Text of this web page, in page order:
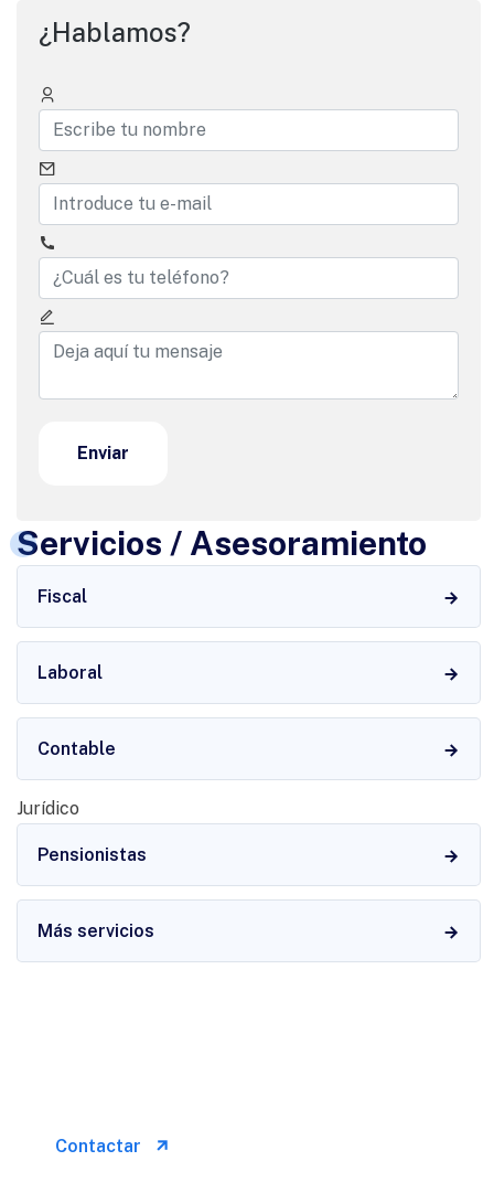
¿Hablamos?
Enviar
Servicios / Asesoramiento
Fiscal
Laboral
Contable
Jurídico
Pensionistas
Más servicios
Contactar